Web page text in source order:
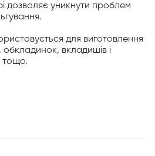
дозволяє уникнути проблем
для виготовлення
обкладинок, вкладишів і
тощо.